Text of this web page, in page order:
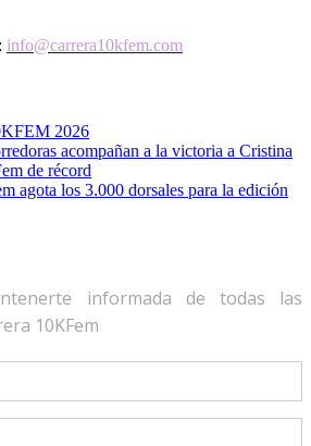
info@carrera10kfem.com
2026
acompañan a la victoria a Cristina
de récord
agota los 3.000 dorsales para la edición